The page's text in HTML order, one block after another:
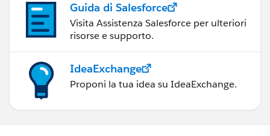
Guida di Salesforce
Visita Assistenza Salesforce per ulteriori
risorse e supporto.
IdeaExchange
Proponi la tua idea su IdeaExchange.